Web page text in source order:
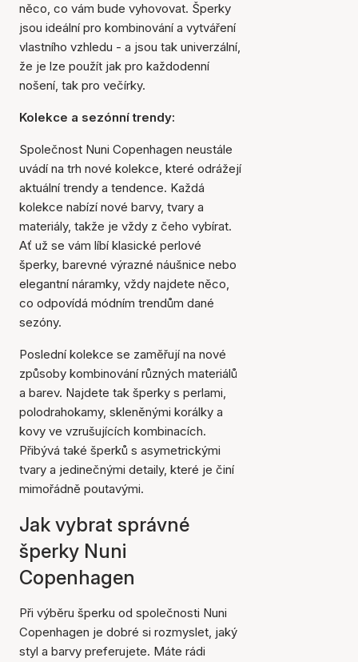
něco, co vám bude vyhovovat. Šperky
jsou ideální pro kombinování a vytváření
vlastního vzhledu - a jsou tak univerzální,
že je lze použít jak pro každodenní
nošení, tak pro večírky.
Kolekce a sezónní trendy:
Společnost Nuni Copenhagen neustále
uvádí na trh nové kolekce, které odrážejí
aktuální trendy a tendence. Každá
kolekce nabízí nové barvy, tvary a
materiály, takže je vždy z čeho vybírat.
Ať už se vám líbí klasické perlové
šperky, barevné výrazné náušnice nebo
elegantní náramky, vždy najdete něco,
co odpovídá módním trendům dané
sezóny.
Poslední kolekce se zaměřují na nové
způsoby kombinování různých materiálů
a barev. Najdete tak šperky s perlami,
polodrahokamy, skleněnými korálky a
kovy ve vzrušujících kombinacích.
Přibývá také šperků s asymetrickými
tvary a jedinečnými detaily, které je činí
mimořádně poutavými.
Jak vybrat správné
šperky Nuni
Copenhagen
Při výběru šperku od společnosti Nuni
Copenhagen je dobré si rozmyslet, jaký
styl a barvy preferujete. Máte rádi